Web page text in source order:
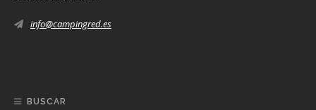
info@campingred.es
BUSCAR